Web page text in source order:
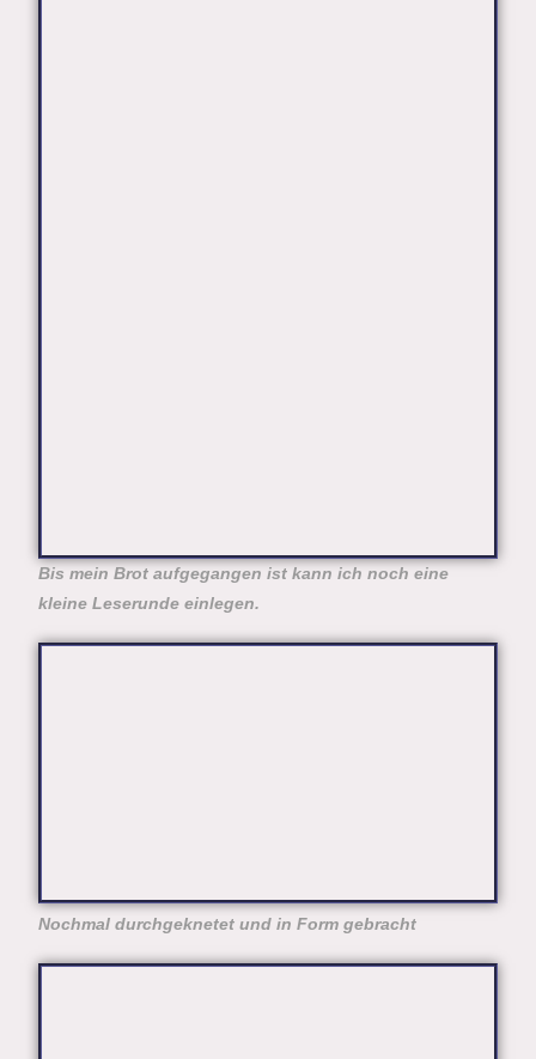
Bis mein Brot aufgegangen ist kann ich noch eine
kleine Leserunde einlegen.
Nochmal durchgeknetet und in Form gebracht